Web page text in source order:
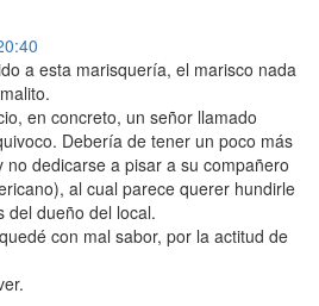
a esta marisquería, el marisco nada
en concreto, un señor llamado
Debería de tener un poco más
no dedicarse a pisar a su compañero
al cual parece querer hundirle
del dueño del local.
con mal sabor, por la actitud de